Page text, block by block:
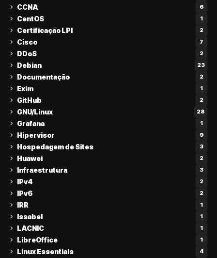
CCNA 6
CentOS 1
Certificação LPI 2
Cisco 7
DDoS 2
Debian 23
Documentação 2
Exim 1
GitHub 2
GNU/Linux 28
Grafana 1
Hipervisor 9
Hospedagem de Sites 3
Huawei 2
Infraestrutura 3
IPv4 2
IPv6 2
IRR 1
Issabel 1
LACNIC 1
LibreOffice 1
Linux Essentials 4